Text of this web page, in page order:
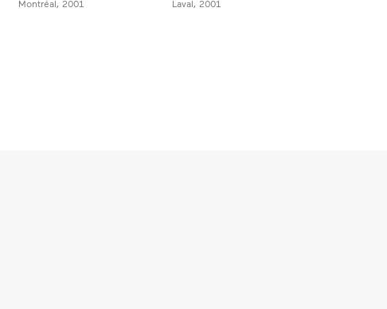
Montréal, 2001
Laval, 2001